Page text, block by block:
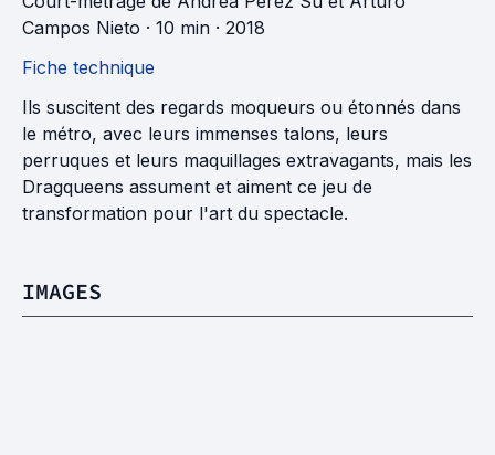
Campos Nieto · 10 min · 2018
Fiche technique
Ils suscitent des regards moqueurs ou étonnés dans
le métro, avec leurs immenses talons, leurs
perruques et leurs maquillages extravagants, mais les
Dragqueens assument et aiment ce jeu de
transformation pour l'art du spectacle.
IMAGES